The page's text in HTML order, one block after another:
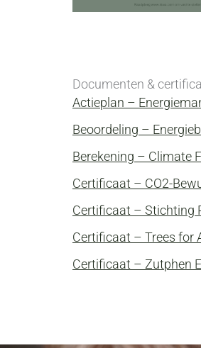
Documenten &
Actieplan –
Beoordeling –
Berekening – Climate
Certificaat – CO2-
Certificaat – Stichting
Certificaat – Trees for
Certificaat – Zutphen